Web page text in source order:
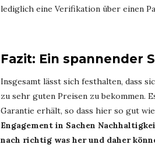
lediglich eine Verifikation über einen
Fazit: Ein spannender
Insgesamt lässt sich festhalten, dass
zu sehr guten Preisen zu bekommen.
Garantie erhält, so dass hier so gut
Engagement in Sachen
nach richtig was her und daher